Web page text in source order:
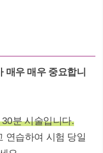
매우 매우 중요합니
분 시술입니다.
연습하여 시험 당일